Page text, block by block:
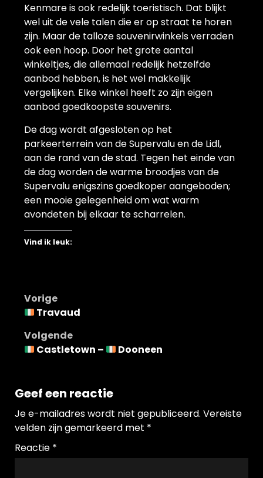
Kenmare is ook redelijk toeristisch. Dat blijkt
wel uit de vele talen die er op straat te horen
zijn. Maar de talloze souvenirwinkels verraden
ook een hoop. Door het grote aantal
winkeltjes, die allemaal redelijk hetzelfde
aanbod hebben, is het wel makkelijk
vergelijken. Elke winkel heeft zo zijn eigen
aanbod goedkoopste souvenirs.
De dag wordt afgesloten op het
parkeerterrein van de Supervalu en de Lidl,
aan de rand van de stad. Tegen het einde van
de dag worden de warme broodjes van de
Supervalu enigszins goedkoper aangeboden;
een mooie gelegenheid om wat warm
avondeten bij elkaar te scharrelen.
Vind ik leuk:
Bericht
navigatie
Vorige
Travaud
Volgende
Castletown –
Dooneen
Geef een reactie
Je e-mailadres wordt niet gepubliceerd. Vereiste
velden zijn gemarkeerd met *
Reactie *